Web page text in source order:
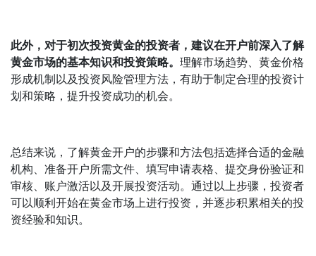
此外，对于初次投资黄金的投资者，建议在开户前深入了解
黄金市场的基本知识和投资策略。 理解市场趋势、黄金价格
形成机制以及投资风险管理方法，有助于制定合理的投资计
划和策略，提升投资成功的机会。
总结来说，了解黄金开户的步骤和方法包括选择合适的金融
机构、准备开户所需文件、填写申请表格、提交身份验证和
审核、账户激活以及开展投资活动。通过以上步骤，投资者
可以顺利开始在黄金市场上进行投资，并逐步积累相关的投
资经验和知识。